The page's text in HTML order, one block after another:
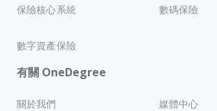
保險核心系統 數碼保險
數字資產保險
有關 OneDegree
關於我們 媒體中心